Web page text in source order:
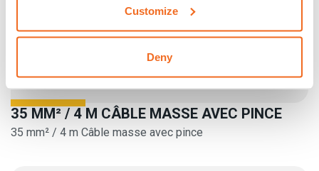
Customize
Deny
35 MM² / 4 M CÂBLE MASSE AVEC PINCE
35 mm² / 4 m Câble masse avec pince